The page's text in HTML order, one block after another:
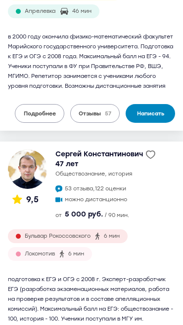
Апрелевка 46 мин
в 2000 году окончила физико-математический факультет
Марийского государственного университета. Подготовка
к ЕГЭ и ОГЭ с 2008 года. Максимальный балл на ЕГЭ - 94.
Ученики поступали в ФУ при Правительстве РФ, ВШЭ,
МГИМО. Репетитор занимается с учениками любого
уровня подготовки. Возможны дистанционные занятия
Подробнее Отзывы 57 Написать
9,5
Сергей Константинович
47 лет
обществознание, история
53 отзыва,122 оценки
можно дистанционно
от 5 000 руб. / 90 мин.
Бульвар Рокоссовского 6 мин
Локомотив 6 мин
подготовка к ЕГЭ и ОГЭ с 2008 г. Эксперт-разработчик
ЕГЭ (разработка экзаменационных материалов, работа
на проверке результатов и в составе апелляционных
комиссий). Максимальный балл на ЕГЭ: обществознание -
100, история - 100. Ученики поступали в МГУ им.